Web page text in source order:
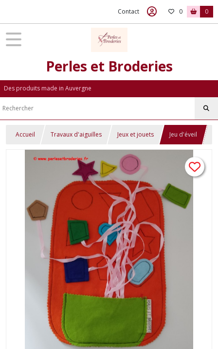
Contact 0 0
Perles et Broderies
Des produits made in Auvergne
Accueil Travaux d'aiguilles Jeux et jouets Jeu d'éveil